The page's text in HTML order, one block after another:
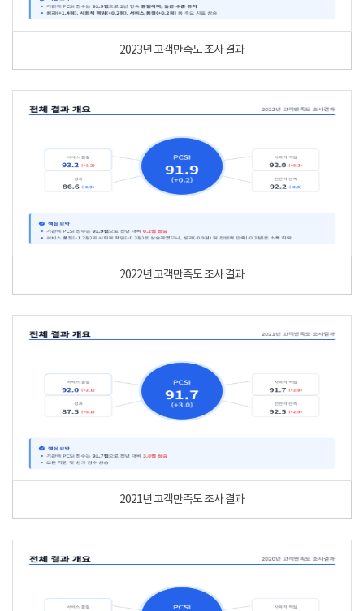
2023년 고객만족도 조사 결과
2022년 고객만족도 조사 결과
2021년 고객만족도 조사 결과